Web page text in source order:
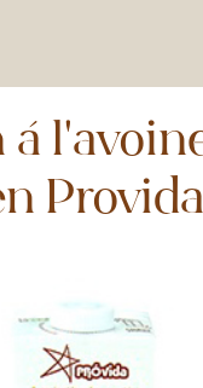
à